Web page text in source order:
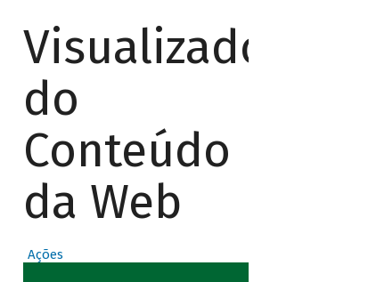
Visualizador
do
Conteúdo
da Web
Ações